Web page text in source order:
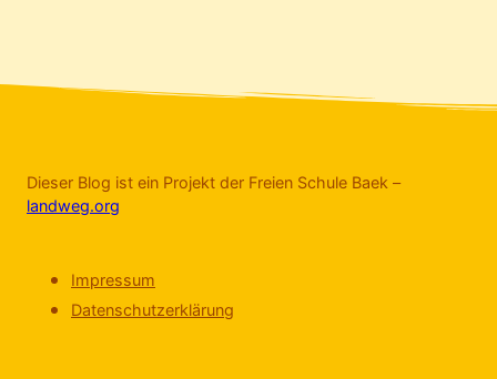
Dieser Blog ist ein Projekt der Freien Schule Baek –
landweg.org
Impressum
Datenschutzerklärung